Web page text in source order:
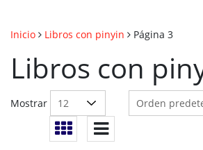
Inicio Libros con pinyin Página 3
Libros con
Mostrar